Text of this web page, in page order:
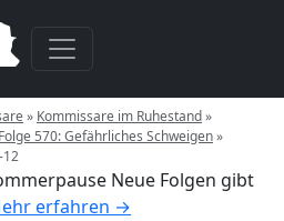
» Kommissare im Ruhestand»
570: Gefährliches Schweigen»
12
Neue Folgen gibt
erfahren →